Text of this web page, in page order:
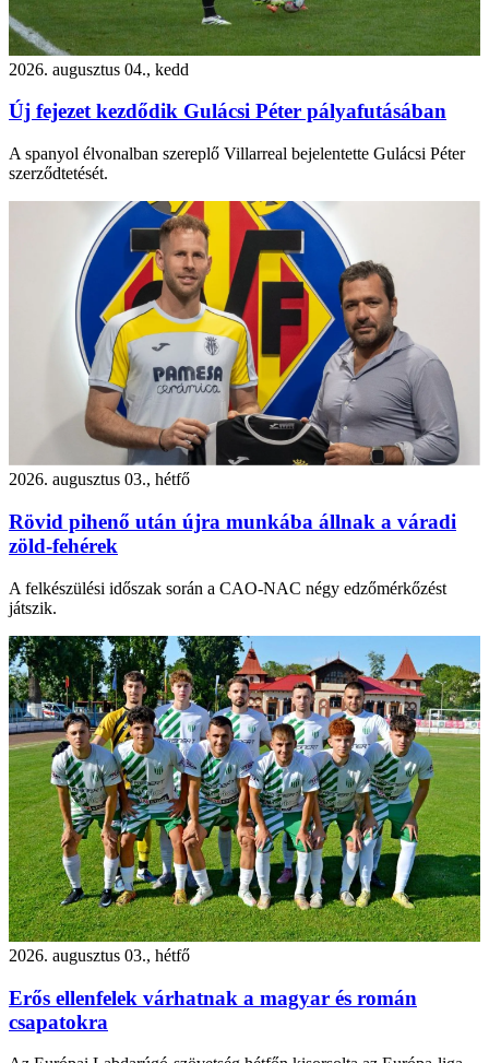
2026. augusztus 04., kedd
Új fejezet kezdődik Gulácsi Péter pályafutásában
A spanyol élvonalban szereplő Villarreal bejelentette Gulácsi Péter
szerződtetését.
2026. augusztus 03., hétfő
Rövid pihenő után újra munkába állnak a váradi
zöld-fehérek
A felkészülési időszak során a CAO-NAC négy edzőmérkőzést
játszik.
2026. augusztus 03., hétfő
Erős ellenfelek várhatnak a magyar és román
csapatokra